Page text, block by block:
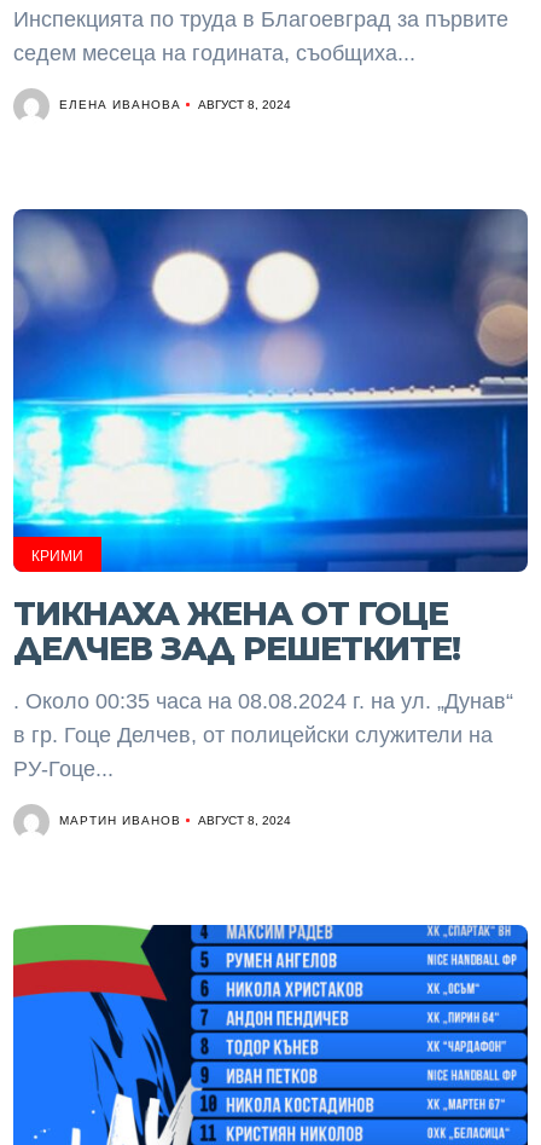
Инспекцията по труда в Благоевград за първите
седем месеца на годината, съобщиха...
ЕЛЕНА ИВАНОВА АВГУСТ 8, 2024
КРИМИ
ТИКНАХА ЖЕНА ОТ ГОЦЕ
ДЕЛЧЕВ ЗАД РЕШЕТКИТЕ!
. Около 00:35 часа на 08.08.2024 г. на ул. „Дунав“
в гр. Гоце Делчев, от полицейски служители на
РУ-Гоце...
МАРТИН ИВАНОВ АВГУСТ 8, 2024